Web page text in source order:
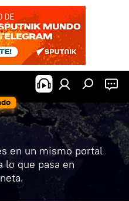
en un mismo portal
lo que pasa en